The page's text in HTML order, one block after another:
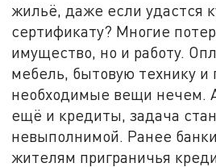
жильё, даже если удастся
сертификату? Многие
имущество, но и работу.
мебель, бытовую технику и
необходимые вещи нечем.
ещё и кредиты, задача
невыполнимой. Ранее
жителям приграничья